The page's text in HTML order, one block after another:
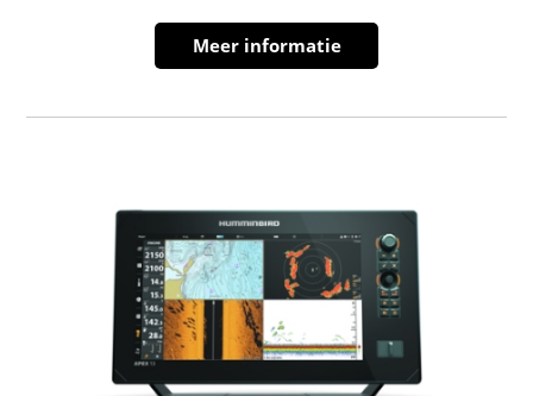
Meer informatie